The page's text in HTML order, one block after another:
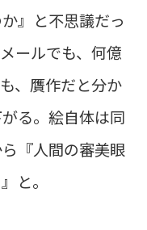
』と不思議だっ
ールでも、何億
、贋作だと分か
る。絵自体は同
『人間の審美眼
と。